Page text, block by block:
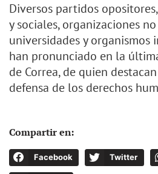
Diversos partidos
y sociales, organizaciones
universidades y organismos
han pronunciado en la
de Correa, de quien
defensa de los derechos
Compartir en:
Facebook Twitter